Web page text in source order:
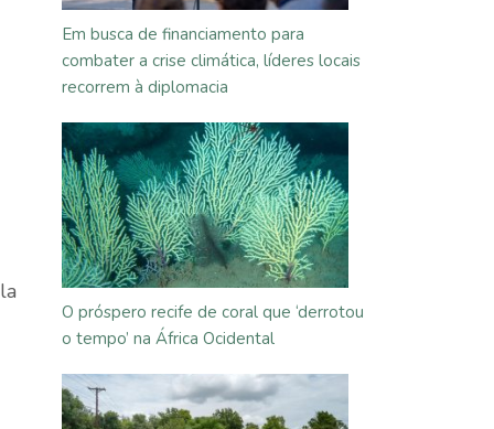
Em busca de financiamento para
combater a crise climática, líderes locais
recorrem à diplomacia
O próspero recife de coral que ‘derrotou
o tempo’ na África Ocidental